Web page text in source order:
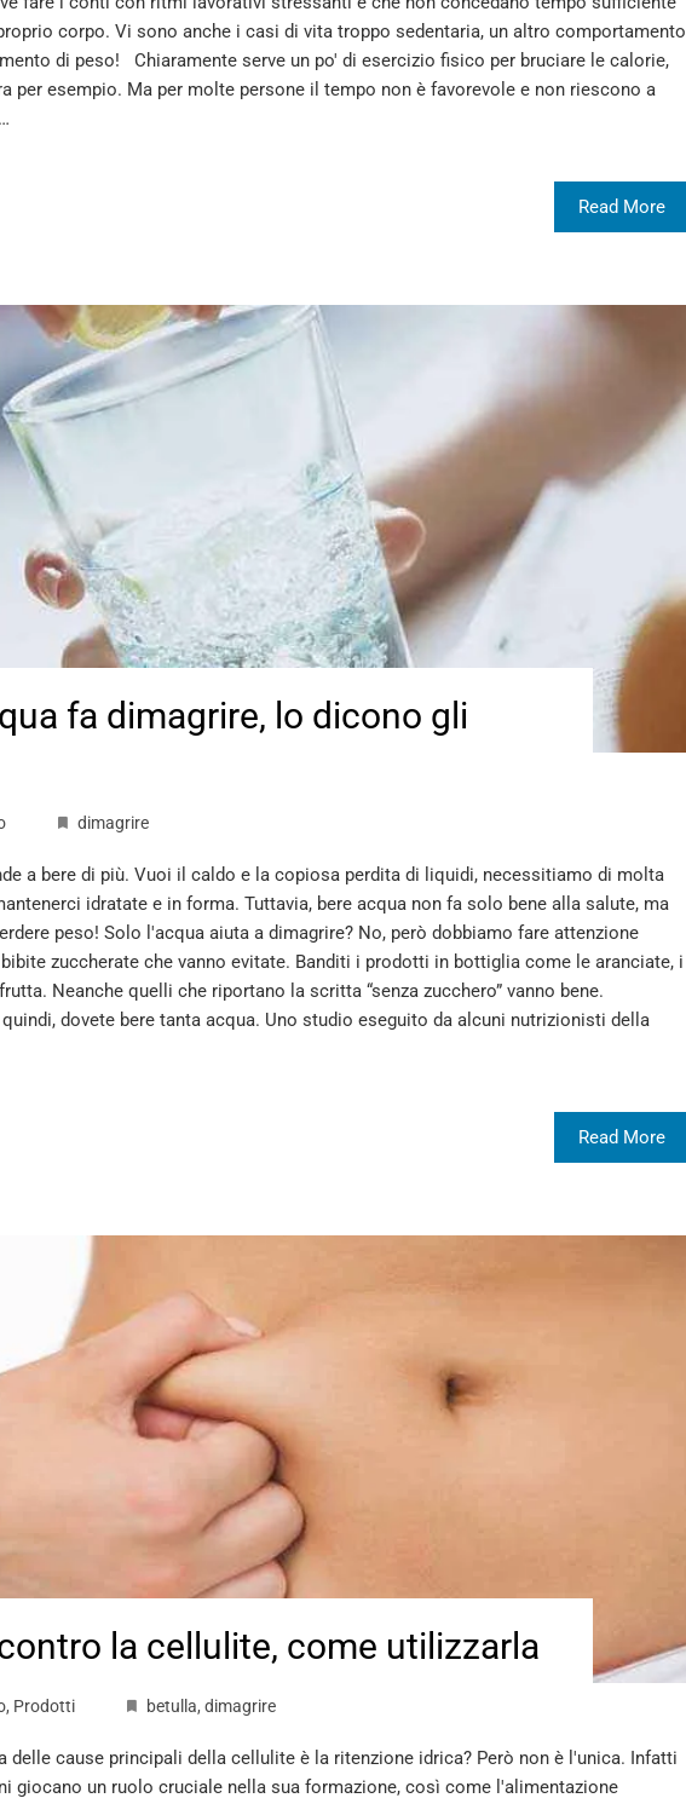
corpo. Vi sono anche i casi di vita troppo sedentaria, un altro comportamento
di peso! Chiaramente serve un po' di esercizio fisico per bruciare le calorie,
per esempio. Ma per molte persone il tempo non è favorevole e non riescono a
Read More
fa dimagrire, lo dicono gli
dimagrire
a bere di più. Vuoi il caldo e la copiosa perdita di liquidi, necessitiamo di molta
idratate e in forma. Tuttavia, bere acqua non fa solo bene alla salute, ma
peso! Solo l'acqua aiuta a dimagrire? No, però dobbiamo fare attenzione
zuccherate che vanno evitate. Banditi i prodotti in bottiglia come le aranciate, i
Neanche quelli che riportano la scritta “senza zucchero” vanno bene.
dovete bere tanta acqua. Uno studio eseguito da alcuni nutrizionisti della
Read More
la cellulite, come utilizzarla
, Prodotti betulla, dimagrire
delle cause principali della cellulite è la ritenzione idrica? Però non è l'unica. Infatti
giocano un ruolo cruciale nella sua formazione, così come l'alimentazione